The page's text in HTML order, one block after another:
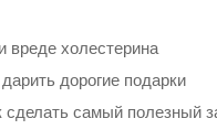
вреде холестерина
дорогие подарки
самый полезный